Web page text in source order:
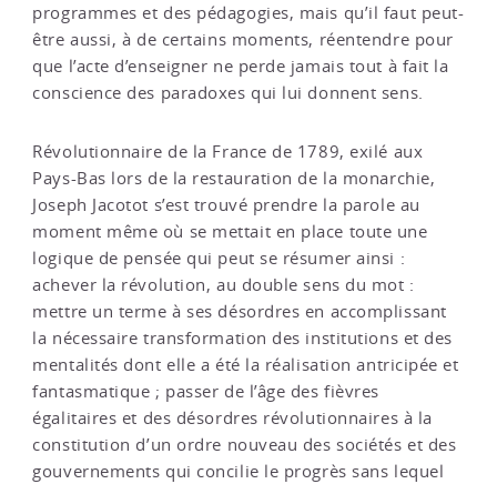
programmes et des pédagogies, mais qu’il faut peut-
être aussi, à de certains moments, réentendre pour
que l’acte d’enseigner ne perde jamais tout à fait la
conscience des paradoxes qui lui donnent sens.
Révolutionnaire de la France de 1789, exilé aux
Pays-Bas lors de la restauration de la monarchie,
Joseph Jacotot s’est trouvé prendre la parole au
moment même où se mettait en place toute une
logique de pensée qui peut se résumer ainsi :
achever la révolution, au double sens du mot :
mettre un terme à ses désordres en accomplissant
la nécessaire transformation des institutions et des
mentalités dont elle a été la réalisation antricipée et
fantasmatique ; passer de l’âge des fièvres
égalitaires et des désordres révolutionnaires à la
constitution d’un ordre nouveau des sociétés et des
gouvernements qui concilie le progrès sans lequel